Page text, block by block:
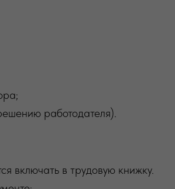
работодателя).
включать в трудовую книжку.